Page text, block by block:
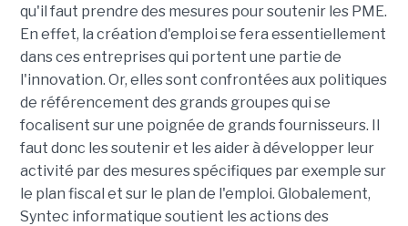
qu'il faut prendre des mesures pour soutenir les PME.
En effet, la création d'emploi se fera essentiellement
dans ces entreprises qui portent une partie de
l'innovation. Or, elles sont confrontées aux politiques
de référencement des grands groupes qui se
focalisent sur une poignée de grands fournisseurs. Il
faut donc les soutenir et les aider à développer leur
activité par des mesures spécifiques par exemple sur
le plan fiscal et sur le plan de l'emploi. Globalement,
Syntec informatique soutient les actions des